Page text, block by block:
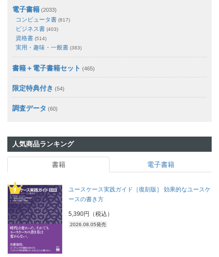
電子書籍 (2033)
コンピュータ書 (817)
ビジネス書 (403)
資格書 (514)
実用・趣味・一般書 (383)
書籍＋電子書籍セット (465)
限定特典付き (54)
調査データ (60)
人気商品ランキング
書籍 電子書籍
ユースケース実践ガイド［復刻版］ 効果的なユースケ
ースの書き方
5,390円（税込）
2026.08.05発売